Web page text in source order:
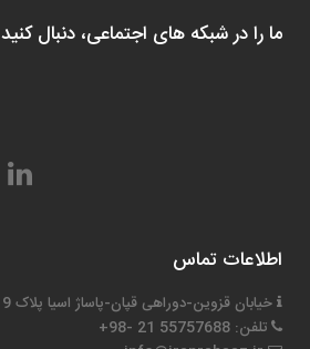
ما را در شبکه های اجتماعی، دنبال کنید
اطلاعات تماس
خیابان قزوین-دوراهی قپان-پاساژ اسیا پلاک 9
تلفن: 55757688 21 -98+